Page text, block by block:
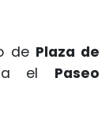
de Plaza de
el Paseo